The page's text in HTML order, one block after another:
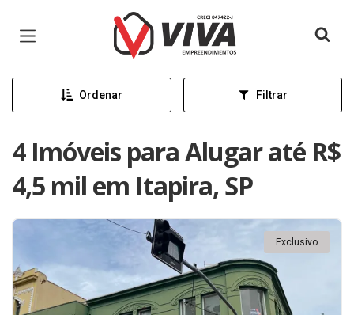
Página inicial
Ordenar Filtrar
4 Imóveis para Alugar até R$
4,5 mil em Itapira, SP
Exclusivo